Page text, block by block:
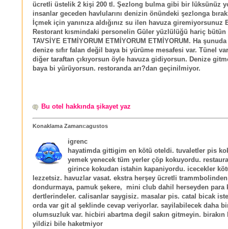
ücretli üstelik 2 kişi 200 tl. Şezlong bulma gibi bir lüksünüz
insanlar geceden havlularını denizin önündeki şezlonga
İçmek için yanınıza aldığınız su ilen havuza giremiyorsunuz
Restorant kısmindaki personelin Güler yüzlülüğü hariç bütün
TAVSİYE ETMİYORUM ETMİYORUM ETMİYORUM. Ha
denize sıfır falan değil baya bi yürüme mesafesi var. Tünel
diğer taraftan çıkıyorsun öyle havuza gidiyorsun. Denize
baya bi yürüyorsun. restoranda arı?dan geçinilmiyor.
Bu otel hakkında şikayet yaz
Konaklama Zamanı:agustos
igrenc
hayatimda gittigim en kötü oteldi. tuvaletler pis
yemek yenecek tüm yerler çöp kokuyordu.
girince kokudan istahin kapaniyordu. icecekler
lezzetsiz. havuzlar vasat. ekstra herşey ücretli trammbolinden
dondurmaya, pamuk şekere, mini club dahil herseyden para
dertlerindeler. calisanlar saygisiz. masalar pis. catal bicak
orda var git al şeklinde cevap veriyorlar. sayilabilecek daha
olumsuzluk var. hicbiri abartma degil sakın gitmeyin. birakın
yildizi bile haketmiyor